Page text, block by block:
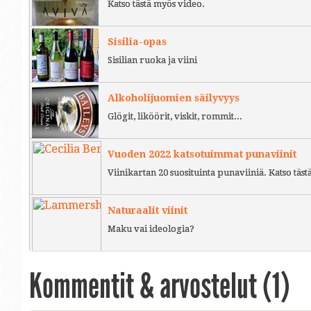
Katso tästä myös video.
Sisilia-opas
Sisilian ruoka ja viini
Alkoholijuomien säilyvyys
Glögit, liköörit, viskit, rommit...
Vuoden 2022 katsotuimmat punaviinit
Viinikartan 20 suosituinta punaviiniä. Katso
Naturaalit viinit
Maku vai ideologia?
Kommentit & arvostelut (1)